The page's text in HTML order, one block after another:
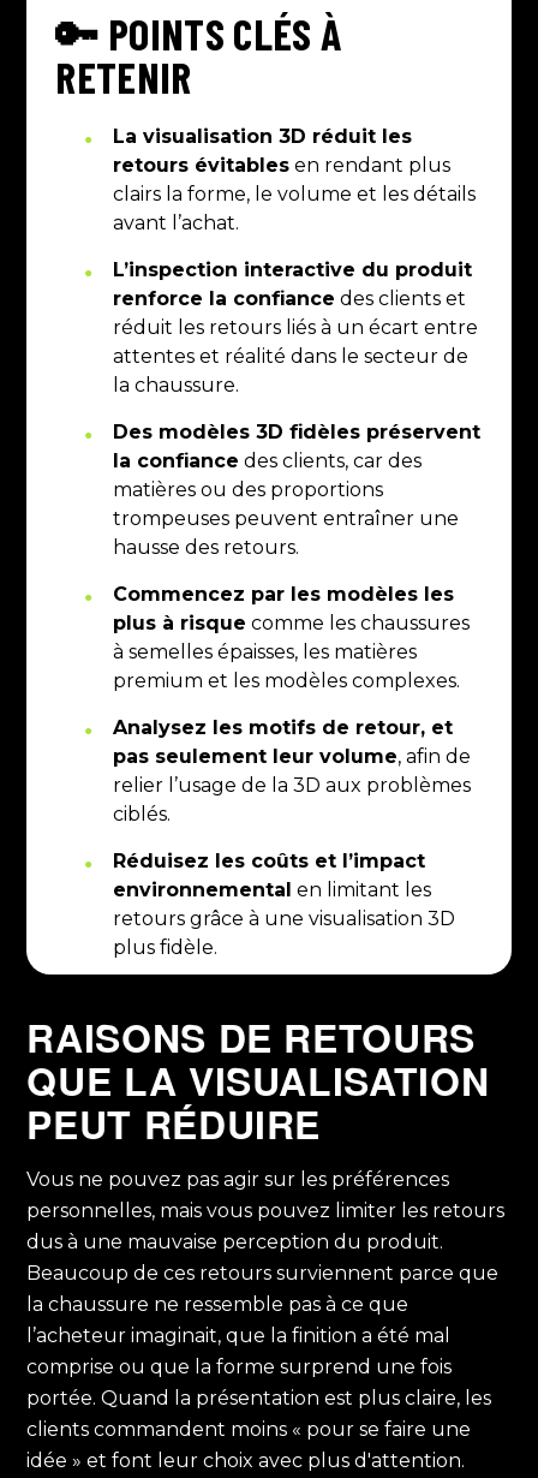
🔑 POINTS CLÉS À
RETENIR
La visualisation 3D réduit les
retours évitables en rendant plus
clairs la forme, le volume et les détails
avant l’achat.
L’inspection interactive du produit
renforce la confiance des clients et
réduit les retours liés à un écart entre
attentes et réalité dans le secteur de
la chaussure.
Des modèles 3D fidèles préservent
la confiance des clients, car des
matières ou des proportions
trompeuses peuvent entraîner une
hausse des retours.
Commencez par les modèles les
plus à risque comme les chaussures
à semelles épaisses, les matières
premium et les modèles complexes.
Analysez les motifs de retour, et
pas seulement leur volume, afin de
relier l’usage de la 3D aux problèmes
ciblés.
Réduisez les coûts et l’impact
environnemental en limitant les
retours grâce à une visualisation 3D
plus fidèle.
RAISONS DE RETOURS
QUE LA VISUALISATION
PEUT RÉDUIRE
Vous ne pouvez pas agir sur les préférences
personnelles, mais vous pouvez limiter les retours
dus à une mauvaise perception du produit.
Beaucoup de ces retours surviennent parce que
la chaussure ne ressemble pas à ce que
l’acheteur imaginait, que la finition a été mal
comprise ou que la forme surprend une fois
portée. Quand la présentation est plus claire, les
clients commandent moins « pour se faire une
idée »et font leur choix avec plus d'attention.